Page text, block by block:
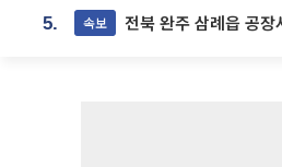
5. 속보 전북 완주 삼례읍 공장